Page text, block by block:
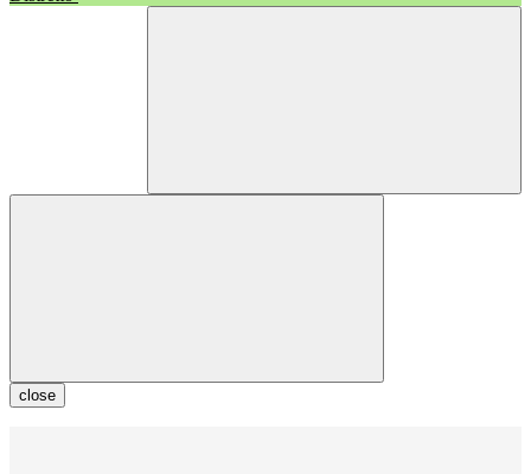
close